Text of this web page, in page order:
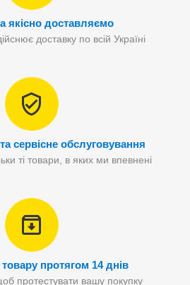
якісно доставляємо
доставку по всій Україні
сервісне обслуговування
ті товари, в яких ми впевнені
протягом 14 днів
протестувати вашу покупку